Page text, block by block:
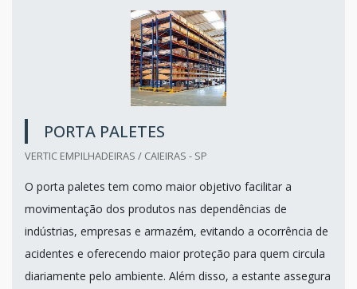
PORTA PALETES
VERTIC EMPILHADEIRAS / CAIEIRAS - SP
O porta paletes tem como maior objetivo facilitar a
movimentação dos produtos nas dependências de
indústrias, empresas e armazém, evitando a ocorrência de
acidentes e oferecendo maior proteção para quem circula
diariamente pelo ambiente. Além disso, a estante assegura